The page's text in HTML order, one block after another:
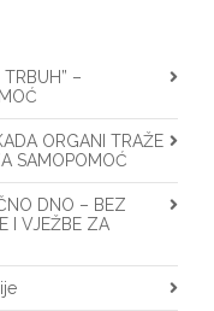
TRBUH” –
ORGANI TRAŽE
SAMOPOMOĆ
DNO – BEZ
I VJEŽBE ZA